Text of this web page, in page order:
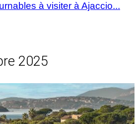
à visiter à Ajaccio...
2025